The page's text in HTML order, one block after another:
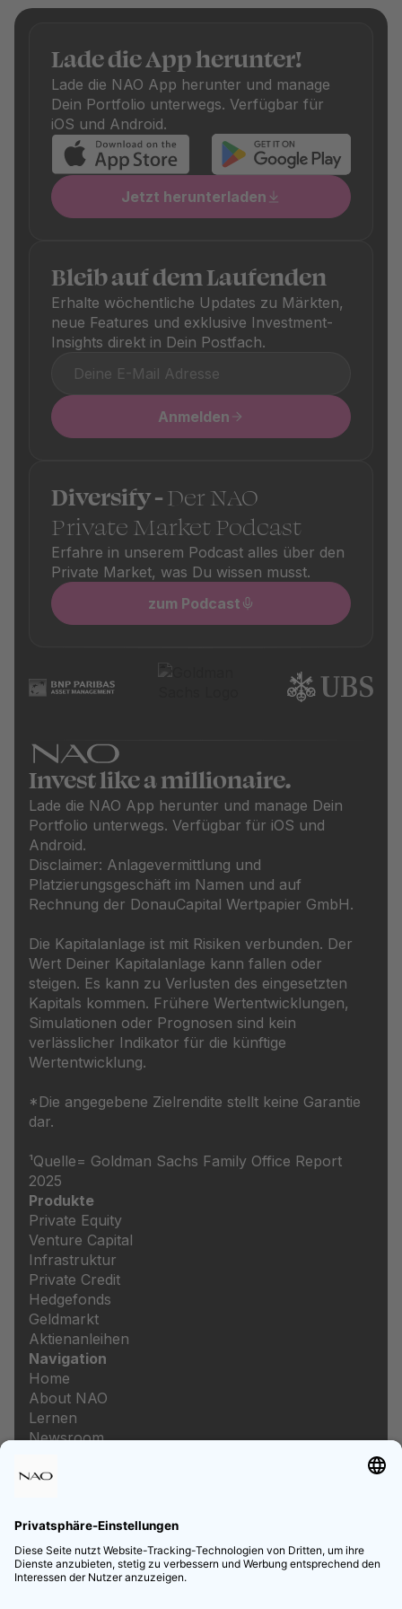
durch die Asset Manager ab. Wir prüfen bei der Kuration
schaffen es auf unsere Plattform. Zusätzlich fallen je nach
Fonds einmalige Kauf- und Verkaufsgebühren an, die
ebenfalls transparent ausgewiesen sind. Diese
unterscheiden sich je nach Produkt und sind in den
jeweiligen Produktdetails klar ersichtlich.
Lade die App herunter!
Lade die NAO App herunter und manage
Dein Portfolio unterwegs. Verfügbar für
iOS und Android.
Jetzt herunterladen
Bleib auf dem Laufenden
Erhalte wöchentliche Updates zu Märkten,
neue Features und exklusive Investment-
Insights direkt in Dein Postfach.
Anmelden
Diversify -Der NAO
Private Market Podcast
Erfahre in unserem Podcast alles über den
Private Market, was Du wissen musst.
zum Podcast
Invest like a millionaire.
Lade die NAO App herunter und manage Dein
Portfolio unterwegs. Verfügbar für iOS und
Android.
Disclaimer: Anlagevermittlung und
Platzierungsgeschäft im Namen und auf
Rechnung der DonauCapital Wertpapier GmbH.
Die Kapitalanlage ist mit Risiken verbunden. Der
Wert Deiner Kapitalanlage kann fallen oder
steigen. Es kann zu Verlusten des eingesetzten
Kapitals kommen. Frühere Wertentwicklungen,
Simulationen oder Prognosen sind kein
verlässlicher Indikator für die künftige
Wertentwicklung.
*Die angegebene Zielrendite stellt keine Garantie
dar.
¹Quelle= Goldman Sachs Family Office Report
2025
Produkte
Private Equity
Venture Capital
Infrastruktur
Private Credit
Hedgefonds
Geldmarkt
Aktienanleihen
Navigation
Home
About NAO
Lernen
Newsroom
Rechtliches
Datenschutz
Datenschutzeinstellungen
Preis- und Leistungsverzeichnis
Informationen zur Barrierefreiheit